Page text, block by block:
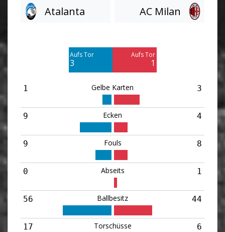
Atalanta
AC Milan
Aufs Tor
3
Aufs Tor
1
1 Gelbe Karten 3
9 Ecken 4
9 Fouls 8
0 Abseits 1
56 Ballbesitz 44
17 Torschüsse 6